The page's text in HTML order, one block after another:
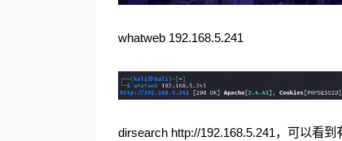
whatweb 192.168.5.241
dirsearch http://192.168.5.241，可以看到